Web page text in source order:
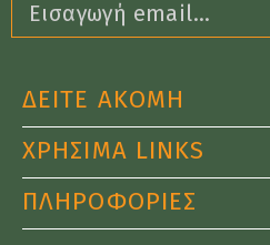
ΔΕΙΤΕ ΑΚΟΜΗ
ΧΡΗΣΙΜΑ LINKS
ΠΛΗΡΟΦΟΡΙΕΣ